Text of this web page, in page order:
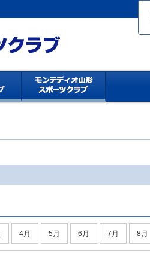
4月 5月 6月 7月 8月